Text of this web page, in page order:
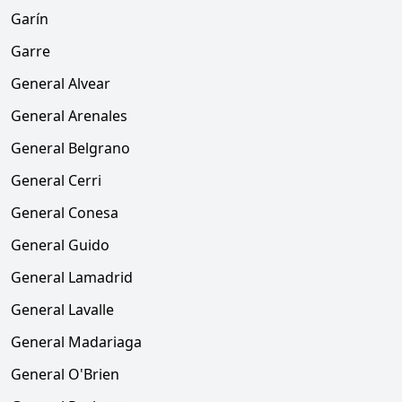
Garín
Garre
General Alvear
General Arenales
General Belgrano
General Cerri
General Conesa
General Guido
General Lamadrid
General Lavalle
General Madariaga
General O'Brien